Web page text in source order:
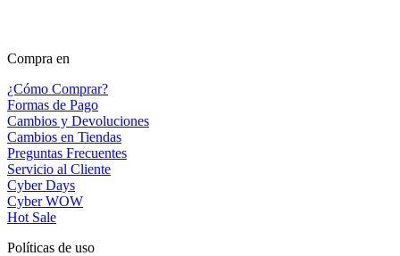
Compra en
¿Cómo Comprar?
Formas de Pago
Cambios y Devoluciones
Cambios en Tiendas
Preguntas Frecuentes
Servicio al Cliente
Cyber Days
Cyber WOW
Hot Sale
Políticas de uso